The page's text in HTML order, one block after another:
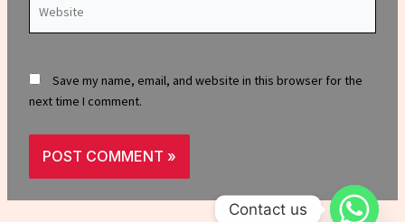
Save my name, email, and website in this browser for the
next time I comment.
Contact us